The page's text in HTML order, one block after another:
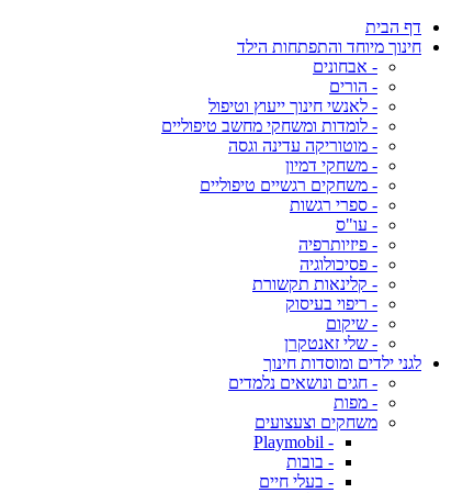
דף הבית
חינוך מיוחד והתפתחות הילד
- אבחונים
- הורים
- לאנשי חינוך ייעוץ וטיפול
- לומדות ומשחקי מחשב טיפוליים
- מוטוריקה עדינה וגסה
- משחקי דמיון
- משחקים רגשיים טיפוליים
- ספרי רגשות
- עו"ס
- פיזיותרפיה
- פסיכולוגיה
- קלינאות תקשורת
- ריפוי בעיסוק
- שיקום
- שלי זאנטקרן
לגני ילדים ומוסדות חינוך
- חגים ונושאים נלמדים
- מפות
משחקים וצעצועים
- Playmobil
- בובות
- בעלי חיים